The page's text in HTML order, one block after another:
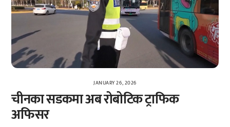
JANUARY 26, 2026
चीनका सडकमा अब रोबोटिक ट्राफिक
अफिसर